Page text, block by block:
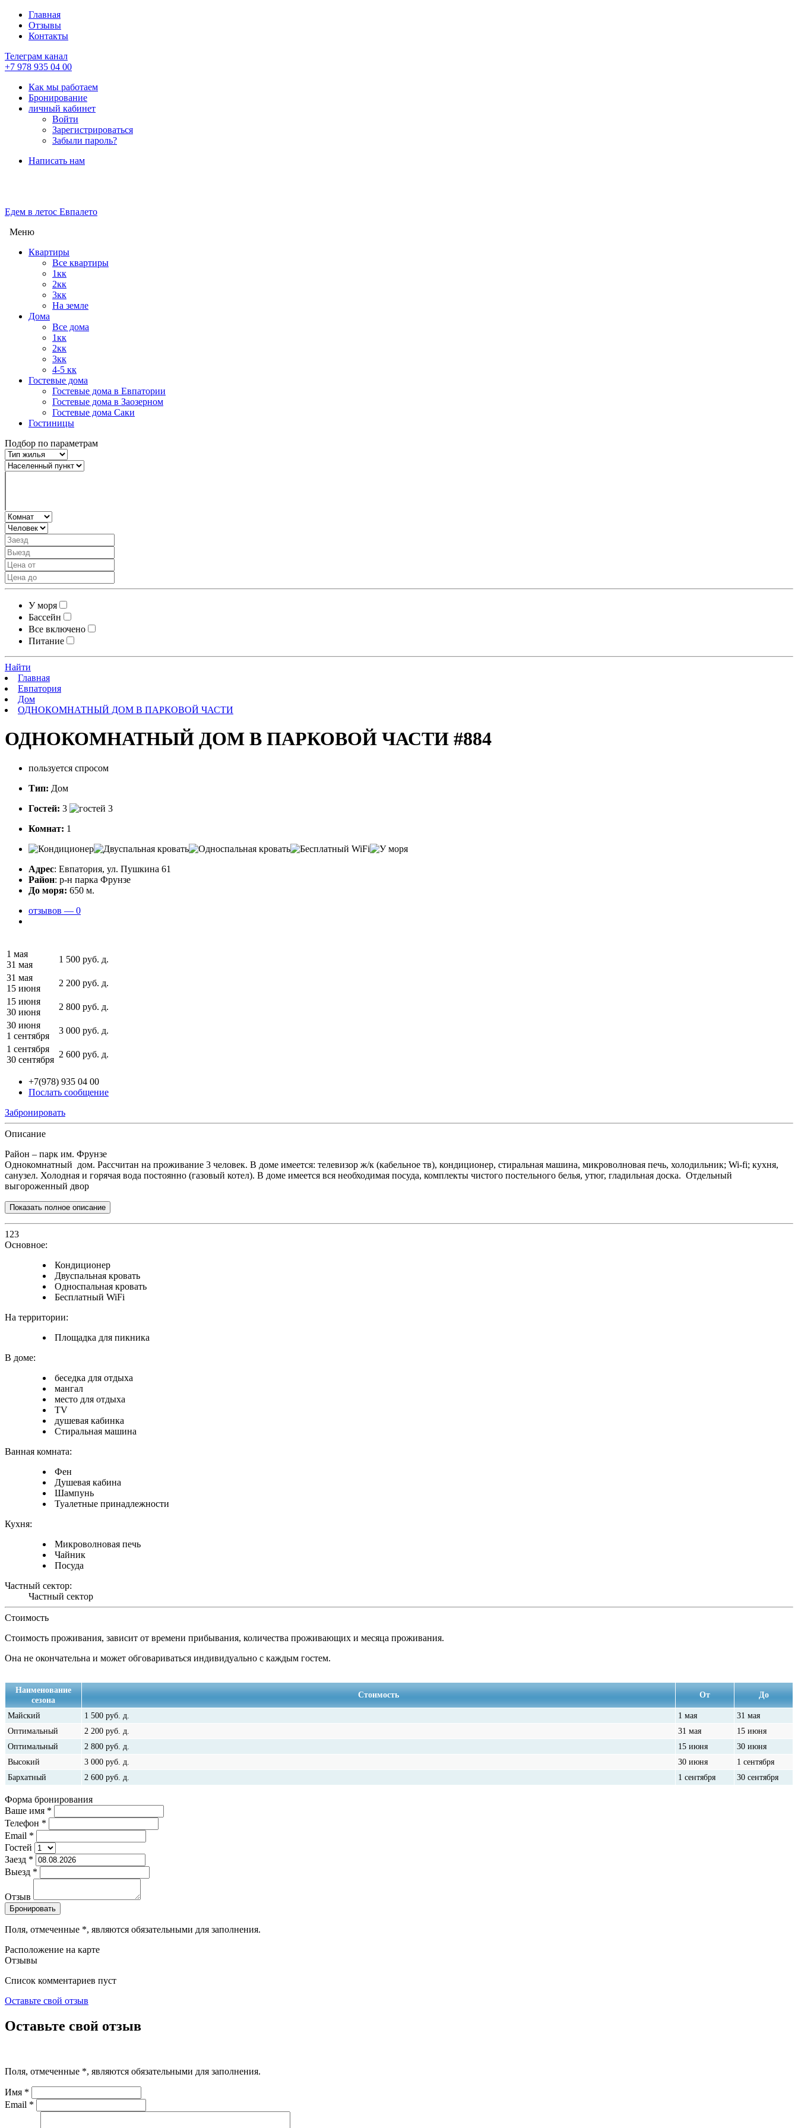
Главная
Отзывы
Контакты
Телеграм канал
+7 978 935 04 00
Как мы работаем
Бронирование
личный кабинет
Войти
Зарегистрироваться
Забыли пароль?
Написать нам
Едем в летос Евпалето
Меню
Квартиры
Все квартиры
1кк
2кк
3кк
На земле
Дома
Все дома
1кк
2кк
3кк
4-5 кк
Гостевые дома
Гостевые дома в Евпатории
Гостевые дома в Заозерном
Гостевые дома Саки
Гостиницы
Подбор по параметрам
У моря
Бассейн
Все включено
Питание
Найти
Главная
Евпатория
Дом
ОДНОКОМНАТНЫЙ ДОМ В ПАРКОВОЙ ЧАСТИ
ОДНОКОМНАТНЫЙ ДОМ В ПАРКОВОЙ ЧАСТИ #884
пользуется спросом
Тип: Дом
Гостей: 3
Комнат: 1
Адрес: Евпатория, ул. Пушкина 61
Район: р-н парка Фрунзе
До моря: 650 м.
отзывов — 0
1 мая
31 мая
1 500 руб. д.
31 мая
15 июня
2 200 руб. д.
15 июня
30 июня
2 800 руб. д.
30 июня
1 сентября
3 000 руб. д.
1 сентября
30 сентября
2 600 руб. д.
+7(978) 935 04 00
Послать сообщение
Забронировать
Описание
Район – парк им. Фрунзе
Однокомнатный дом. Рассчитан на проживание 3 человек. В доме имеется: телевизор ж/к (кабельное тв), кондиционер, стиральная машина, микроволновая печь, холодильник; Wi-fi; кухня,
санузел. Холодная и горячая вода постоянно (газовый котел). В доме имеется вся необходимая посуда, комплекты чистого постельного белья, утюг, гладильная доска. Отдельный
выгороженный двор
Показать полное описание
123
Основное:
Кондиционер
Двуспальная кровать
Односпальная кровать
Бесплатный WiFi
На территории:
Площадка для пикника
В доме:
беседка для отдыха
мангал
место для отдыха
TV
душевая кабинка
Стиральная машина
Ванная комната:
Фен
Душевая кабина
Шампунь
Туалетные принадлежности
Кухня:
Микроволновая печь
Чайник
Посуда
Частный сектор:
Частный сектор
Стоимость
Стоимость проживания, зависит от времени прибывания, количества проживающих и месяца проживания.
Она не окончательна и может обговариваться индивидуально с каждым гостем.
Наименование
сезона
Стоимость От До
Майский 1 500 руб. д. 1 мая
31 мая
Оптимальный
2 200 руб. д. 31 мая
15 июня
Оптимальный
2 800 руб. д. 15 июня
30 июня
Высокий
3 000 руб. д. 30 июня
1 сентября
Бархатный
2 600 руб. д. 1 сентября 30 сентября
Форма бронирования
Ваше имя *
Телефон *
Email *
Гостей
Заезд *
Выезд *
Отзыв
Поля, отмеченные *, являются обязательными для заполнения.
Расположение на карте
Отзывы
Список комментариев пуст
Оставьте свой отзыв
Оставьте свой отзыв
Поля, отмеченные *, являются обязательными для заполнения.
Имя *
Email *